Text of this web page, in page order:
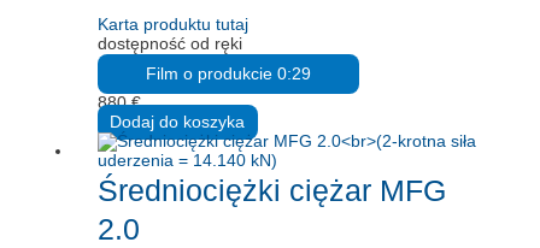
Karta produktu tutaj
dostępność od ręki
Film o produkcie 0:29
880€
Dodaj do koszyka
Średniociężki ciężar MFG
2.0